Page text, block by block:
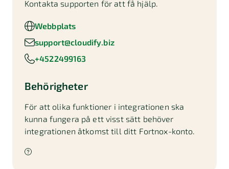
Kontakta supporten för att få hjälp.
Webbplats
support@cloudify.biz
+4522499163
Behörigheter
För att olika funktioner i integrationen ska
kunna fungera på ett visst sätt behöver
integrationen åtkomst till ditt Fortnox-konto.